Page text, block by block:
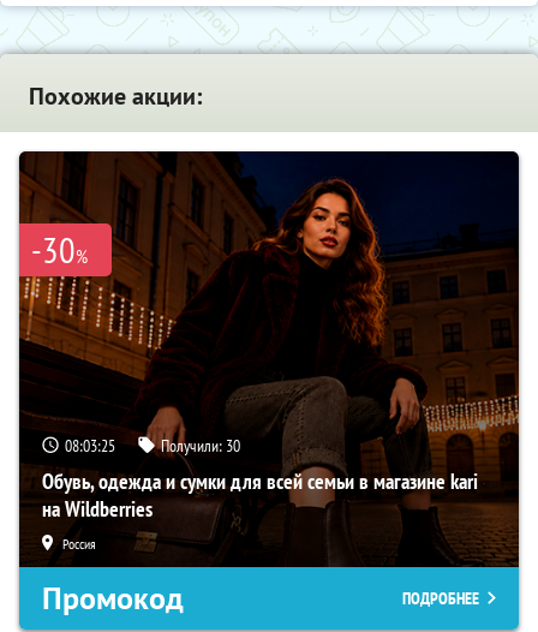
Похожие акции:
-30%
08:03:24 Получили: 30
Обувь, одежда и сумки для всей семьи в магазине kari
на Wildberries
Россия
Промокод ПОДРОБНЕЕ